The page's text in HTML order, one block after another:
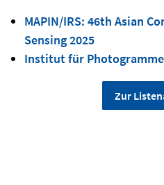
MAPIN/IRS: 46th Asian
Sensing 2025
Institut für
Zur